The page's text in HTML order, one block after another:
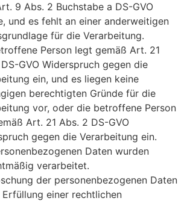
9 Abs. 2 Buchstabe a DS-GVO
und es fehlt an einer anderweitigen
für die Verarbeitung.
Person legt gemäß Art. 21
GVO Widerspruch gegen die
ein, und es liegen keine
berechtigten Gründe für die
vor, oder die betroffene Person
Art. 21 Abs. 2 DS-GVO
gegen die Verarbeitung ein.
Daten wurden
verarbeitet.
der personenbezogenen Daten
einer rechtlichen